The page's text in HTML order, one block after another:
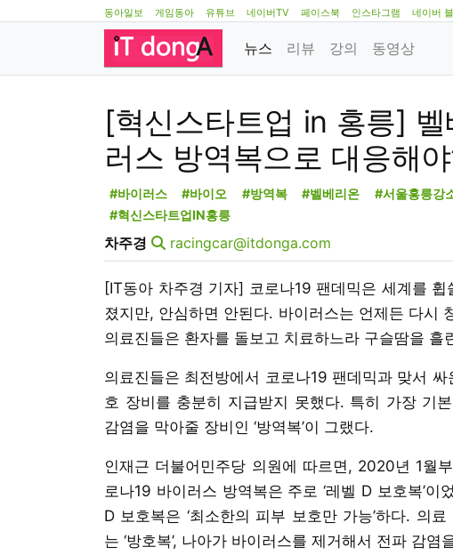
동아일보 게임동아 유튜브 네이버TV 페이스북 인스타그램 네이버
뉴스 리뷰 강의 동영상
[혁신스타트업 in 홍릉]
러스 방역복으로 대응해야
#바이러스 #바이오 #방역복 #벨베리온 #서울홍릉강
#혁신스타트업IN홍릉
차주경 racingcar@itdonga.com
[IT동아 차주경 기자] 코로나19 팬데믹은 세계를
졌지만, 안심하면 안된다. 바이러스는 언제든 다시
의료진들은 환자를 돌보고 치료하느라 구슬땀을 흘
의료진들은 최전방에서 코로나19 팬데믹과 맞서
호 장비를 충분히 지급받지 못했다. 특히 가장 기
감염을 막아줄 장비인 ‘방역복’이 그랬다.
인재근 더불어민주당 의원에 따르면, 2020년 1월
로나19 바이러스 방역복은 주로 ‘레벨 D 보호복’
D 보호복은 ‘최소한의 피부 보호만 가능’하다. 의
는 ‘방호복’, 나아가 바이러스를 제거해서 전파 감염